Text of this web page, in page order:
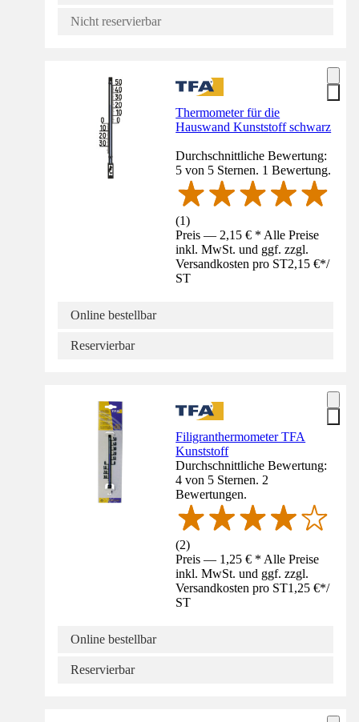
Nicht reservierbar
Thermometer für die
Hauswand Kunststoff schwarz
Durchschnittliche Bewertung:
5 von 5 Sternen. 1 Bewertung.
(1)
Preis — 2,15 € * Alle Preise
inkl. MwSt. und ggf. zzgl.
Versandkosten pro ST2,15 €*/
ST
Online bestellbar
Reservierbar
Filigranthermometer TFA
Kunststoff
Durchschnittliche Bewertung:
4 von 5 Sternen. 2
Bewertungen.
(2)
Preis — 1,25 € * Alle Preise
inkl. MwSt. und ggf. zzgl.
Versandkosten pro ST1,25 €*/
ST
Online bestellbar
Reservierbar